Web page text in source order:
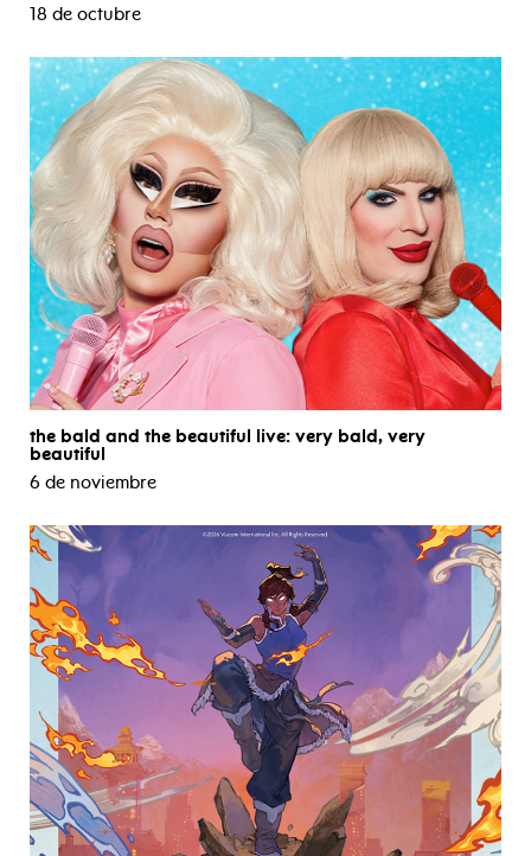
18 de octubre
the bald and the beautiful live: very bald, very
beautiful
6 de noviembre